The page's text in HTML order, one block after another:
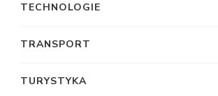
TECHNOLOGIE
TRANSPORT
TURYSTYKA